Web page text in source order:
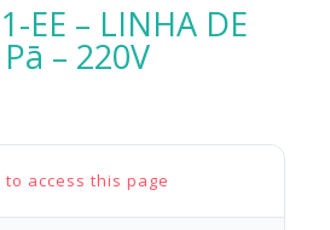
EE – LINHA DE
– 220V
access this page